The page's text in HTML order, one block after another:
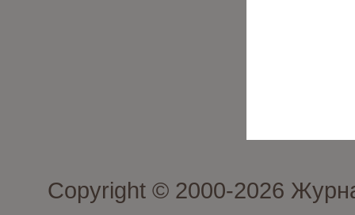
Copyright © 2000-2026